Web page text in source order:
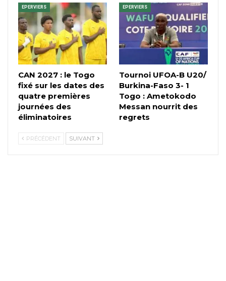
EPERVIERS
CAN 2027 : le Togo
fixé sur les dates des
quatre premières
journées des
éliminatoires
EPERVIERS
Tournoi UFOA-B U20/
Burkina-Faso 3- 1
Togo : Ametokodo
Messan nourrit des
regrets
PRÉCÉDENT SUIVANT